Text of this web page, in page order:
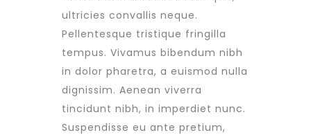
ultricies convallis neque.
Pellentesque tristique fringilla
tempus. Vivamus bibendum nibh
in dolor pharetra, a euismod nulla
dignissim. Aenean viverra
tincidunt nibh, in imperdiet nunc.
Suspendisse eu ante pretium,